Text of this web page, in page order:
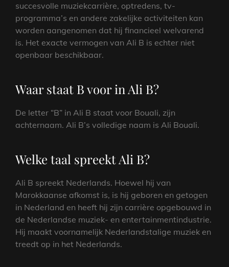
succesvolle muziekcarrière, optredens, tv-
programma’s en andere zakelijke activiteiten kan
worden aangenomen dat hij financieel welvarend
is. Het exacte vermogen van Ali B is echter niet
openbaar beschikbaar.
Waar staat B voor in Ali B?
De letter “B” in Ali B staat voor Bouali, zijn
achternaam. Ali B’s volledige naam is Ali Bouali.
Welke taal spreekt Ali B?
Ali B spreekt Nederlands. Hoewel hij van
Marokkaanse afkomst is, is hij geboren en getogen
in Nederland en heeft hij zijn carrière opgebouwd in
de Nederlandse muziek- en entertainmentindustrie.
Hij maakt voornamelijk Nederlandstalige muziek en
treedt op in het Nederlands.